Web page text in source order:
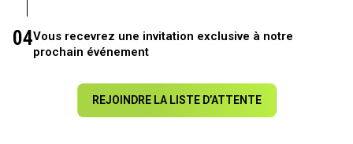
04Vous recevrez une invitation exclusive à notre
prochain événement
REJOINDRE LA LISTE D’ATTENTE